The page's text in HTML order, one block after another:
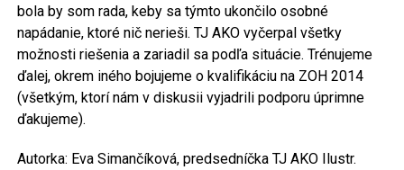
bola by som rada, keby sa týmto ukončilo osobné
napádanie, ktoré nič nerieši. TJ AKO vyčerpal všetky
možnosti riešenia a zariadil sa podľa situácie. Trénujeme
ďalej, okrem iného bojujeme o kvalifikáciu na ZOH 2014
(všetkým, ktorí nám v diskusii vyjadrili podporu úprimne
ďakujeme).
Autorka: Eva Simančíková, predsedníčka TJ AKO Ilustr.